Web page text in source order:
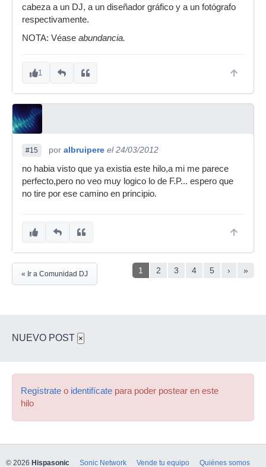
cabeza a un DJ, a un diseñador gráfico y a un fotógrafo
respectivamente.
NOTA: Véase abundancia.
1
#15 por albruipere el 24/03/2012
no habia visto que ya existia este hilo,a mi me parece
perfecto,pero no veo muy logico lo de F.P... espero que
no tire por ese camino en principio.
1 2 3 4 5 › »
« Ir a Comunidad DJ
NUEVO POST ×
Regístrate o identifícate para poder postear en este
hilo
© 2026 Hispasonic Sonic Network Vende tu equipo Quiénes somos